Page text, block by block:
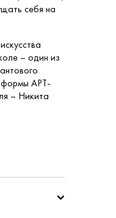
себя на
– один из
АРТ-
– Никита